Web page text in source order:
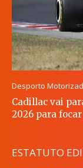
Desporto
Cadillac vai
2026 para
ESTATUTO